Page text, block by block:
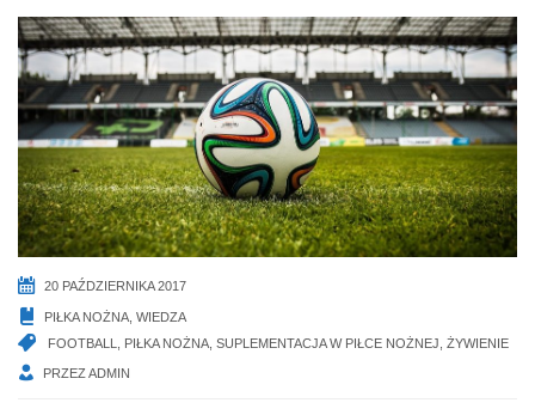
20 PAŹDZIERNIKA 2017
PIŁKA NOŻNA WIEDZA
FOOTBALL
PIŁKA NOŻNA SUPLEMENTACJA W PIŁCE NOŻNEJ ŻYWIENIE
PRZEZ ADMIN